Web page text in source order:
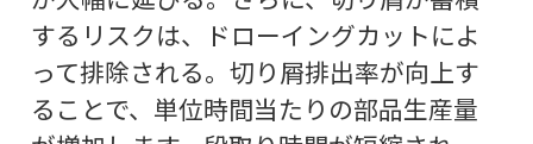
するリスクは、ドローイングカットによ
って排除される。切り屑排出率が向上す
ることで、単位時間当たりの部品生産量